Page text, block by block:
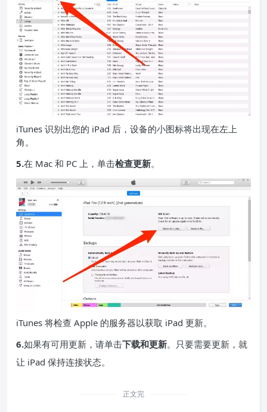
iTunes 识别出您的 iPad 后，设备的小图标将出现在左上
角。
5.在 Mac 和 PC 上，单击检查更新。
iTunes 将检查 Apple 的服务器以获取 iPad 更新。
6.如果有可用更新，请单击下载和更新。只要需要更新，就
让 iPad 保持连接状态。
正文完